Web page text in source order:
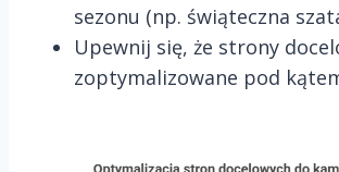
sezonu (np. świąteczna
Upewnij się, że strony
zoptymalizowane pod